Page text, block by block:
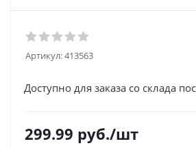
Артикул:413563
Доступно для заказа со склада
299.99 руб./шт